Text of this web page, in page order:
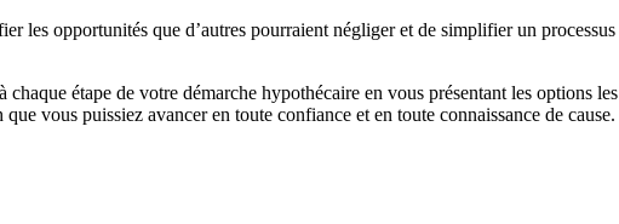
les opportunités que d’autres pourraient négliger et de simplifier un processus
chaque étape de votre démarche hypothécaire en vous présentant les options les
que vous puissiez avancer en toute confiance et en toute connaissance de cause.